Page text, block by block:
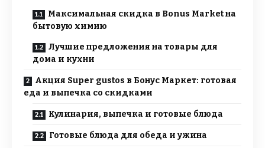
Максимальная скидка в Bonus Market на
бытовую химию
Лучшие предложения на товары для
дома и кухни
Акция Super gustos в Бонус Маркет: готовая
еда и выпечка со скидками
Кулинария, выпечка и готовые блюда
Готовые блюда для обеда и ужина